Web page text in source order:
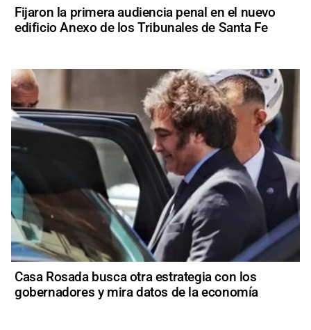
Fijaron la primera audiencia penal en el nuevo
edificio Anexo de los Tribunales de Santa Fe
Casa Rosada busca otra estrategia con los
gobernadores y mira datos de la economía